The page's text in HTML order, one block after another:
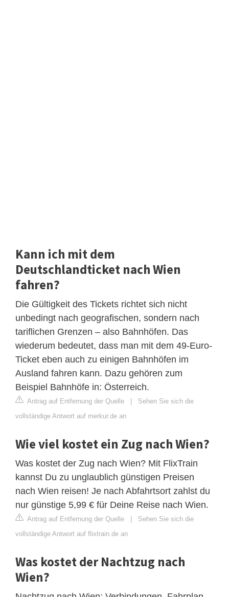
Kann ich mit dem
Deutschlandticket nach Wien
fahren?
Die Gültigkeit des Tickets richtet sich nicht
unbedingt nach geografischen, sondern nach
tariflichen Grenzen – also Bahnhöfen. Das
wiederum bedeutet, dass man mit dem 49-Euro-
Ticket eben auch zu einigen Bahnhöfen im
Ausland fahren kann. Dazu gehören zum
Beispiel Bahnhöfe in: Österreich.
Antrag auf Entfernung der Quelle | Sehen Sie sich die
vollständige Antwort auf merkur.de an
Wie viel kostet ein Zug nach Wien?
Was kostet der Zug nach Wien? Mit FlixTrain
kannst Du zu unglaublich günstigen Preisen
nach Wien reisen! Je nach Abfahrtsort zahlst du
nur günstige 5,99 € für Deine Reise nach Wien.
Antrag auf Entfernung der Quelle | Sehen Sie sich die
vollständige Antwort auf flixtrain.de an
Was kostet der Nachtzug nach
Wien?